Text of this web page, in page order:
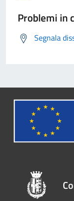
Problemi in
Segnala